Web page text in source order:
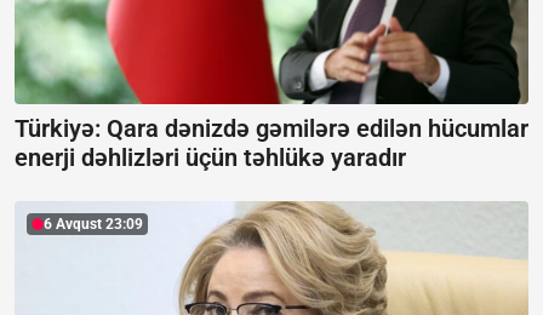
Türkiyə: Qara dənizdə gəmilərə edilən hücumlar
enerji dəhlizləri üçün təhlükə yaradır
6 Avqust 23:09